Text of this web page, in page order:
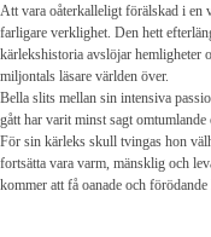
Att vara oåterkalleligt förälskad i en
farligare verklighet. Den hett
kärlekshistoria avslöjar hemligheter
miljontals läsare världen över.
Bella slits mellan sin intensiva
gått har varit minst sagt
För sin kärleks skull tvingas hon
fortsätta vara varm, mänsklig och
kommer att få oanade och